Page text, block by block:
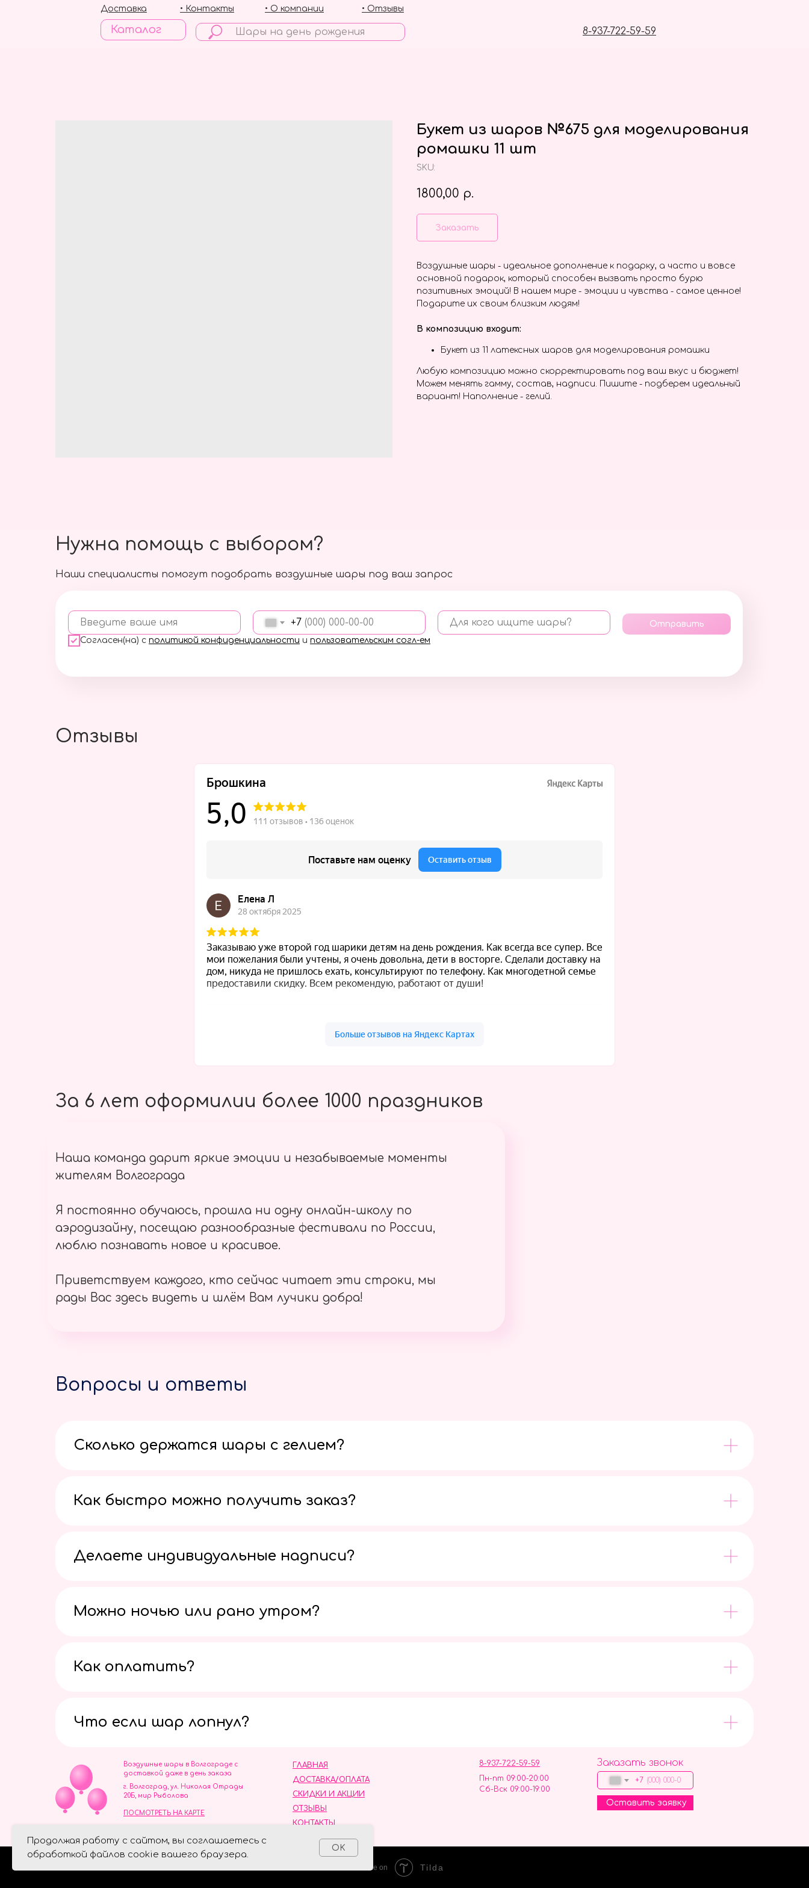
Каталог 8-937-722-59-59
• Отзывы
• О компании
• Контакты
Доставка
Букет из шаров №675 для моделирования
ромашки 11 шт
SKU:
1800,00 р.
Заказать
Воздушные шары - идеальное дополнение к подарку, а часто и вовсе
основной подарок, который способен вызвать просто бурю
позитивных эмоций! В нашем мире - эмоции и чувства - самое ценное!
Подарите их своим близким людям!
В композицию входит:
Букет из 11 латексных шаров для моделирования ромашки
Любую композицию можно скорректировать под ваш вкус и бюджет!
Можем менять гамму, состав, надписи. Пишите - подберем идеальный
вариант! Наполнение - гелий.
Наши специалисты помогут подобрать воздушные шары под ваш запрос
Введите ваше имя +7 Для кого ищите шары?
Согласен(на) с политикой конфиденциальности и пользовательским согл-ем
Отправить
Нужна помощь с выбором?
Продолжая работу с сайтом, вы соглашаетесь с
обработкой файлов cookie вашего браузера.
OK
Отзывы
За 6 лет оформилии более 1000 праздников
Наша команда дарит яркие эмоции и незабываемые моменты
жителям Волгограда
Я постоянно обучаюсь, прошла ни одну онлайн-школу по
аэродизайну, посещаю разнообразные фестивали по России,
люблю познавать новое и красивое.
Приветствуем каждого, кто сейчас читает эти строки, мы
рады Вас здесь видеть и шлём Вам лучики добра!
Вопросы и ответы
Сколько держатся шары с гелием?
Как быстро можно получить заказ?
Делаете индивидуальные надписи?
Можно ночью или рано утром?
Как оплатить?
Что если шар лопнул?
ОТЗЫВЫ
ГЛАВНАЯ
ДОСТАВКА/ОПЛАТА
СКИДКИ И АКЦИИ
КОНТАКТЫ
8-937-722-59-59
Пн-пт 09:00-20:00
Сб-Вск 09:00-19:00
Воздушные шары в Волгограде с
доставкой даже в день заказа
Заказать звонок
+7
Оставить заявку
г. Волгоград, ул. Николая Отрады
20Б, мир Рыболова
ПОСМОТРЕТЬ НА КАРТЕ
ИНН 344110093739
Политика обработки персональных данных
Made on Tilda